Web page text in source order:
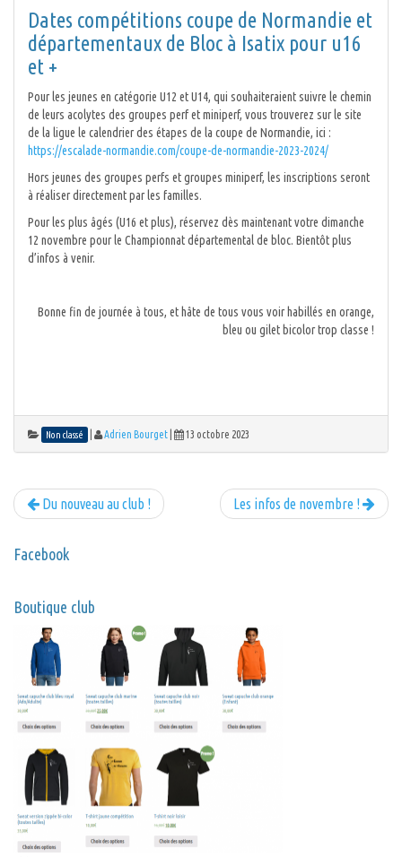
Dates compétitions coupe de Normandie et
départementaux de Bloc à Isatix pour u16
et +
Pour les jeunes en catégorie U12 et U14, qui souhaiteraient suivre le chemin
de leurs acolytes des groupes perf et miniperf, vous trouverez sur le site
de la ligue le calendrier des étapes de la coupe de Normandie, ici :
https://escalade-normandie.com/coupe-de-normandie-2023-2024/
Hors jeunes des groupes perfs et groupes miniperf, les inscriptions seront
à réaliser directement par les familles.
Pour les plus âgés (U16 et plus), réservez dès maintenant votre dimanche
12 novembre pour le Championnat départemental de bloc. Bientôt plus
d’infos à venir.
Bonne fin de journée à tous, et hâte de tous vous voir habillés en orange,
bleu ou gilet bicolor trop classe !
Non classé Adrien Bourget 13 octobre 2023
Les infos de novembre !
Du nouveau au club !
Facebook
Boutique club